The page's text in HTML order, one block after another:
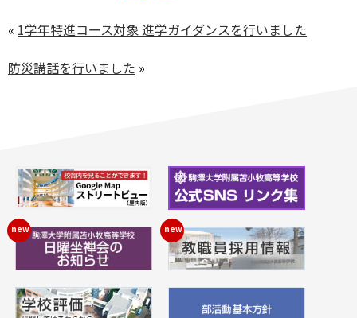
« 1学年特進コース対象 進学ガイダンスを行いました
防災講話を行いました »